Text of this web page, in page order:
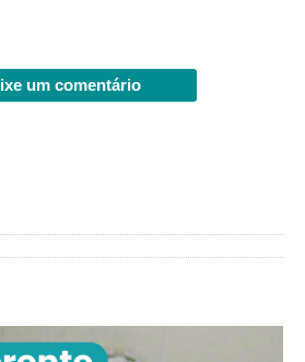
um comentário